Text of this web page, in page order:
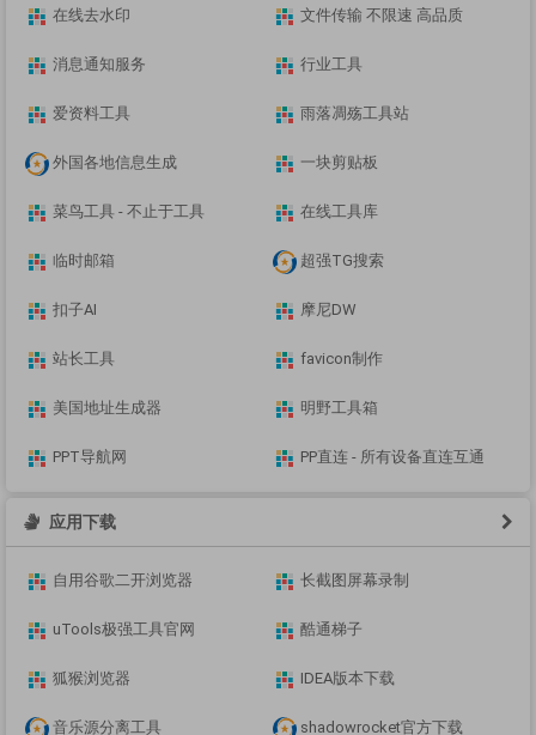
在线去水印 文件传输 不限速 高品质
消息通知服务 行业工具
爱资料工具 雨落凋殇工具站
外国各地信息生成 一块剪贴板
菜鸟工具 - 不止于工具 在线工具库
临时邮箱 超强TG搜索
扣子AI 摩尼DW
站长工具 favicon制作
美国地址生成器 明野工具箱
PPT导航网 PP直连 - 所有设备直连互通
应用下载
自用谷歌二开浏览器 长截图屏幕录制
uTools极强工具官网 酷通梯子
狐猴浏览器 IDEA版本下载
音乐源分离工具 shadowrocket官方下载